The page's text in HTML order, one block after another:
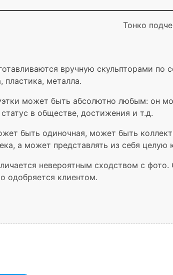
Тонко
вручную скульпторами
пластика, металла.
может быть абсолютно любым: он
в обществе, достижения и т.д.
быть одиночная, может быть
а может представлять из себя
невероятным сходством с
одобряется клиентом.